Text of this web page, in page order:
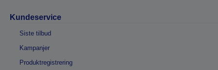
Kundeservice
Siste tilbud
Kampanjer
Produktregistrering